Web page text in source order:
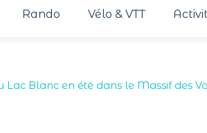
Rando Vélo & VTT
Lac Blanc en été dans le Massif des